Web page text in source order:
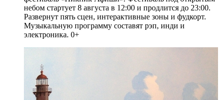
небом стартует 8 августа в 12:00 и продлится до 23:00.
Развернут пять сцен, интерактивные зоны и фудкорт.
Музыкальную программу составят рэп, инди и
электроника. 0+